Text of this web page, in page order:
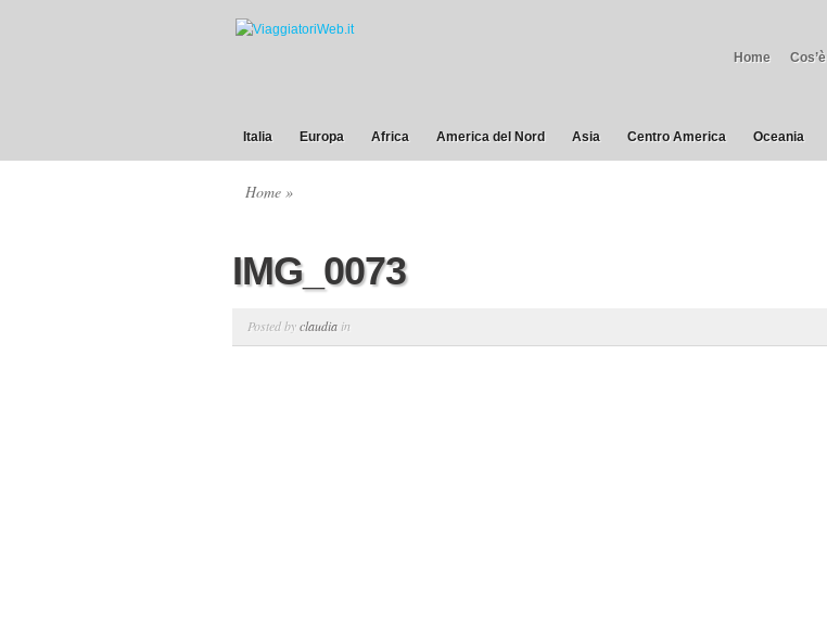
Home Cos’è
Italia Europa Africa America del Nord Asia Centro America Oceania
Home »
IMG_0073
Posted byclaudia in